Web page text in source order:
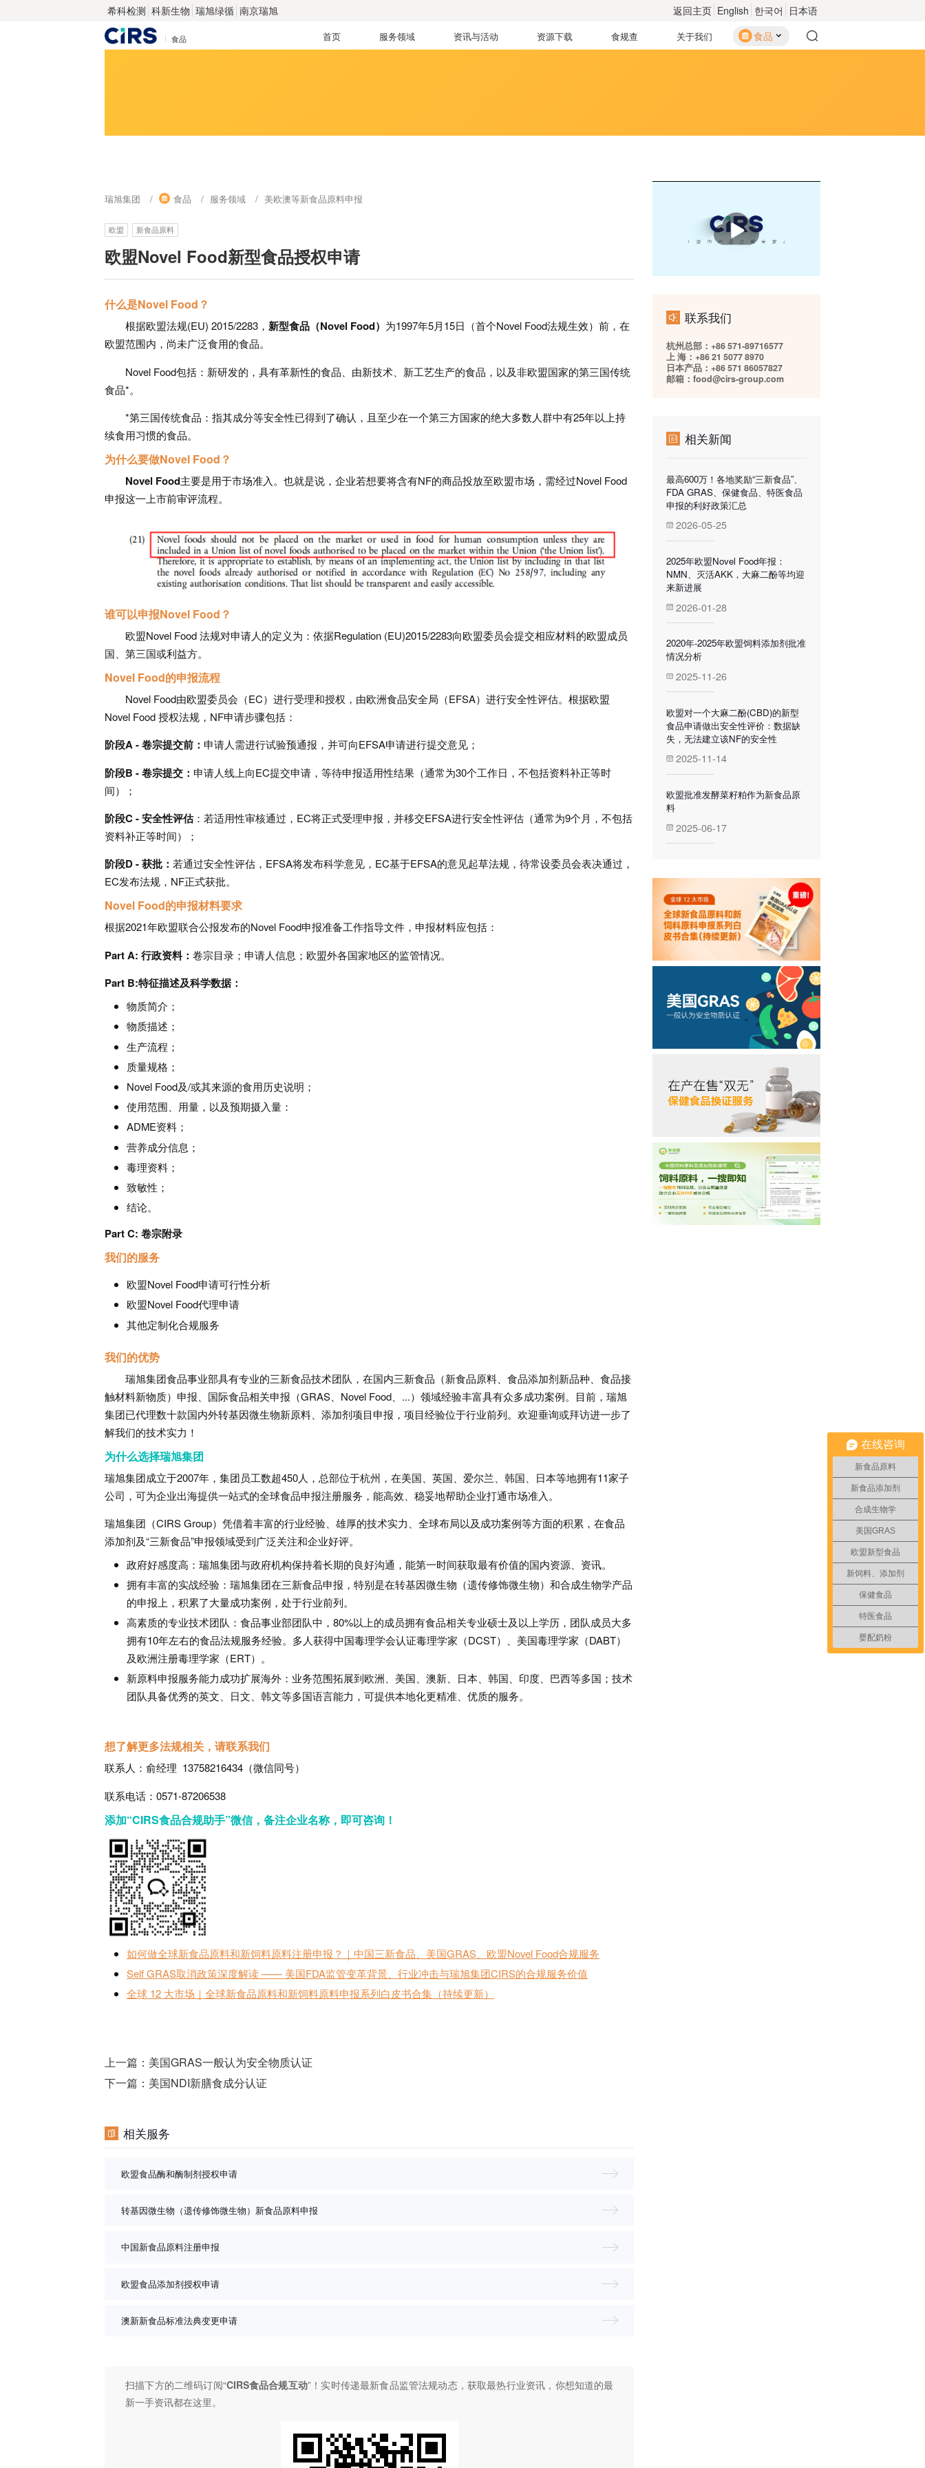
希科检测 科新生物 瑞旭绿循 南京瑞旭 返回主页 English 한국어 日本语
食品 首页 服务领域 资讯与活动 资源下载 食规查 关于我们 食品
瑞旭集团 食品 服务领域 美欧澳等新食品原料申报
欧盟 新食品原料
欧盟Novel Food新型食品授权申请
什么是Novel Food？
根据欧盟法规(EU) 2015/2283， 新型食品（Novel Food） 为1997年5月15日（首个Novel Food法规生效）前，在
欧盟范围内，尚未广泛食用的食品。
Novel Food包括：新研发的，具有革新性的食品、由新技术、新工艺生产的食品，以及非欧盟国家的第三国传统
食品*。
*第三国传统食品：指其成分等安全性已得到了确认，且至少在一个第三方国家的绝大多数人群中有25年以上持
续食用习惯的食品。
为什么要做Novel Food？
Novel Food主要是用于市场准入。也就是说，企业若想要将含有NF的商品投放至欧盟市场，需经过Novel Food
申报这一上市前审评流程。
谁可以申报Novel Food？
欧盟Novel Food 法规对申请人的定义为：依据Regulation (EU)2015/2283向欧盟委员会提交相应材料的欧盟成员
国、第三国或利益方。
Novel Food的申报流程
Novel Food由欧盟委员会（EC）进行受理和授权，由欧洲食品安全局（EFSA）进行安全性评估。根据欧盟
Novel Food 授权法规，NF申请步骤包括：
阶段A - 卷宗提交前： 申请人需进行试验预通报，并可向EFSA申请进行提交意见；
阶段B - 卷宗提交： 申请人线上向EC提交申请，等待申报适用性结果（通常为30个工作日，不包括资料补正等时
间）；
阶段C - 安全性评估 ：若适用性审核通过，EC将正式受理申报，并移交EFSA进行安全性评估（通常为9个月，不包括
资料补正等时间）；
阶段D - 获批： 若通过安全性评估，EFSA将发布科学意见，EC基于EFSA的意见起草法规，待常设委员会表决通过，
EC发布法规，NF正式获批。
Novel Food的申报材料要求
根据2021年欧盟联合公报发布的Novel Food申报准备工作指导文件，申报材料应包括：
Part A: 行政资料： 卷宗目录；申请人信息；欧盟外各国家地区的监管情况。
Part B:特征描述及科学数据：
物质简介；
物质描述；
生产流程；
质量规格；
Novel Food及/或其来源的食用历史说明；
使用范围、用量，以及预期摄入量：
ADME资料；
营养成分信息；
毒理资料；
致敏性；
结论。
Part C: 卷宗附录
我们的服务
欧盟Novel Food申请可行性分析
欧盟Novel Food代理申请
其他定制化合规服务
我们的优势
瑞旭集团食品事业部具有专业的三新食品技术团队，在国内三新食品（新食品原料、食品添加剂新品种、食品接
触材料新物质）申报、国际食品相关申报（GRAS、Novel Food、...）领域经验丰富具有众多成功案例。目前，瑞旭
集团已代理数十款国内外转基因微生物新原料、添加剂项目申报，项目经验位于行业前列。欢迎垂询或拜访进一步了
解我们的技术实力！
为什么选择瑞旭集团
瑞旭集团成立于2007年，集团员工数超450人，总部位于杭州，在美国、英国、爱尔兰、韩国、日本等地拥有11家子
公司，可为企业出海提供一站式的全球食品申报注册服务，能高效、稳妥地帮助企业打通市场准入。
瑞旭集团（CIRSGroup）凭借着丰富的行业经验、雄厚的技术实力、全球布局以及成功案例等方面的积累，在食品
添加剂及“三新食品”申报领域受到广泛关注和企业好评。
政府好感度高：瑞旭集团与政府机构保持着长期的良好沟通，能第一时间获取最有价值的国内资源、资讯。
拥有丰富的实战经验：瑞旭集团在三新食品申报，特别是在转基因微生物（遗传修饰微生物）和合成生物学产品
的申报上，积累了大量成功案例，处于行业前列。
高素质的专业技术团队：食品事业部团队中，80%以上的成员拥有食品相关专业硕士及以上学历，团队成员大多
拥有10年左右的食品法规服务经验。多人获得中国毒理学会认证毒理学家（DCST）、美国毒理学家（DABT）
及欧洲注册毒理学家（ERT）。
新原料申报服务能力成功扩展海外：业务范围拓展到欧洲、美国、澳新、日本、韩国、印度、巴西等多国；技术
团队具备优秀的英文、日文、韩文等多国语言能力，可提供本地化更精准、优质的服务。
想了解更多法规相关，请联系我们
联系人：俞经理 13758216434（微信同号）
联系电话：0571-87206538
添加“CIRS食品合规助手”微信，备注企业名称，即可咨询！
如何做全球新食品原料和新饲料原料注册申报？｜中国三新食品、美国GRAS、欧盟Novel Food合规服务
Self GRAS取消政策深度解读 —— 美国FDA监管变革背景、行业冲击与瑞旭集团CIRS的合规服务价值
全球 12 大市场｜全球新食品原料和新饲料原料申报系列白皮书合集（持续更新）
上一篇： 美国GRAS一般认为安全物质认证
下一篇： 美国NDI新膳食成分认证
相关服务
欧盟食品酶和酶制剂授权申请
转基因微生物（遗传修饰微生物）新食品原料申报
中国新食品原料注册申报
欧盟食品添加剂授权申请
澳新新食品标准法典变更申请
扫描下方的二维码订阅“CIRS食品合规互动”！ 实时传递最新食品监管法规动态，获取最热行业资讯， 你想知道的最
新一手资讯都在这里。
播
放
联系我们
杭州总部：+86 571-89716577
上 海：+86 21 5077 8970
日本产品：+86 571 86057827
邮箱：food@cirs-group.com
相关新闻
最高600万！各地奖励“三新食品”、
FDA GRAS、保健食品、特医食品
申报的利好政策汇总
2026-05-25
2025年欧盟Novel Food年报：
NMN、灭活AKK，大麻二酚等均迎
来新进展
2026-01-28
2020年-2025年欧盟饲料添加剂批准
情况分析
2025-11-26
欧盟对一个大麻二酚(CBD)的新型
食品申请做出安全性评价：数据缺
失，无法建立该NF的安全性
2025-11-14
欧盟批准发酵菜籽粕作为新食品原
料
2025-06-17
在线咨询
新食品原料
新食品添加剂
合成生物学
美国GRAS
欧盟新型食品
新饲料、添加剂
保健食品
特医食品
婴配奶粉